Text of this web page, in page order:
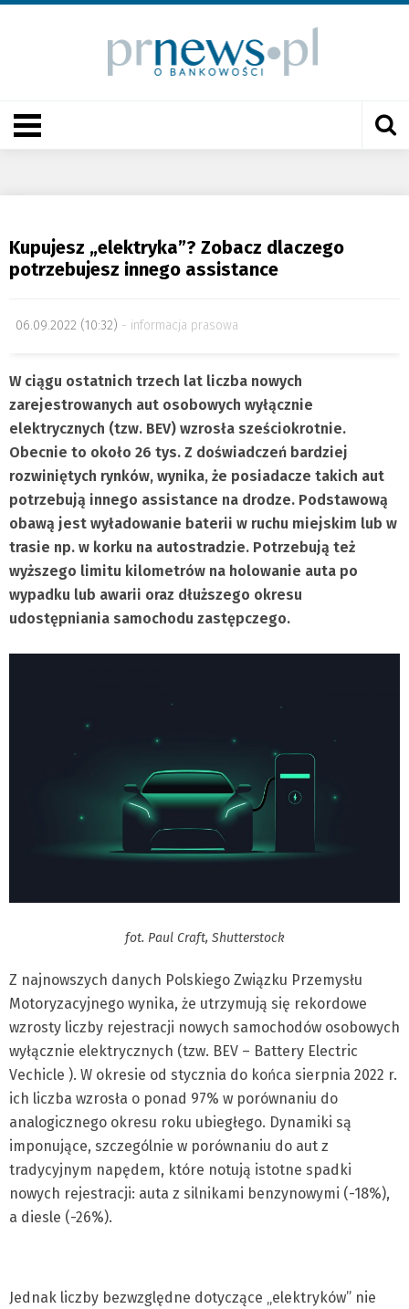
Kupujesz „elektryka”? Zobacz dlaczego
potrzebujesz innego assistance
06.09.2022 (10:32) informacja prasowa
W ciągu ostatnich trzech lat liczba nowych
zarejestrowanych aut osobowych wyłącznie
elektrycznych (tzw. BEV) wzrosła sześciokrotnie.
Obecnie to około 26 tys. Z doświadczeń bardziej
rozwiniętych rynków, wynika, że posiadacze takich aut
potrzebują innego assistance na drodze. Podstawową
obawą jest wyładowanie baterii w ruchu miejskim lub w
trasie np. w korku na autostradzie. Potrzebują też
wyższego limitu kilometrów na holowanie auta po
wypadku lub awarii oraz dłuższego okresu
udostępniania samochodu zastępczego.
fot. Paul Craft, Shutterstock
Z najnowszych danych Polskiego Związku Przemysłu
Motoryzacyjnego wynika, że utrzymują się rekordowe
wzrosty liczby rejestracji nowych samochodów osobowych
wyłącznie elektrycznych (tzw. BEV – Battery Electric
Vechicle ). W okresie od stycznia do końca sierpnia 2022 r.
ich liczba wzrosła o ponad 97% w porównaniu do
analogicznego okresu roku ubiegłego. Dynamiki są
imponujące, szczególnie w porównaniu do aut z
tradycyjnym napędem, które notują istotne spadki
nowych rejestracji: auta z silnikami benzynowymi (-18%),
a diesle (-26%).
Jednak liczby bezwzględne dotyczące „elektryków” nie